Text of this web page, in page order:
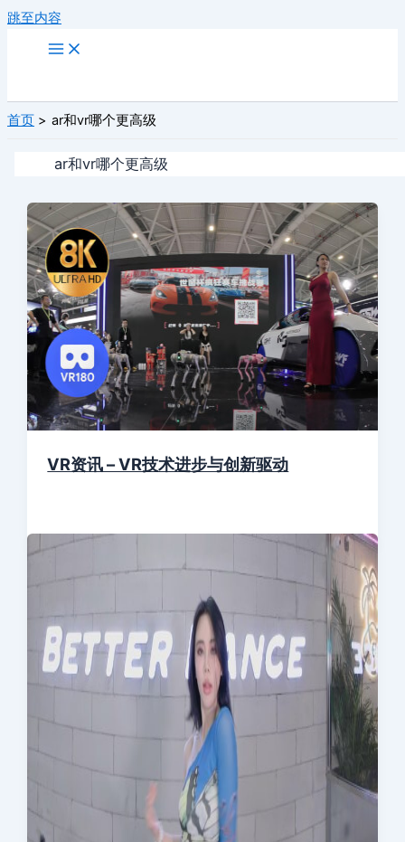
跳至内容
首页 ar和vr哪个更高级
ar和vr哪个更高级
VR资讯 – VR技术进步与创新驱动